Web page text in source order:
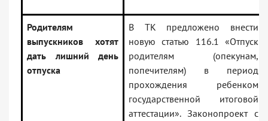
Родителям
выпускников хотят
дать лишний день
отпуска
В ТК предложено внести
новую статью 116.1 «Отпуск
родителям (опекунам,
попечителям) в период
прохождения ребенком
государственной итоговой
аттестации». Законопроект с